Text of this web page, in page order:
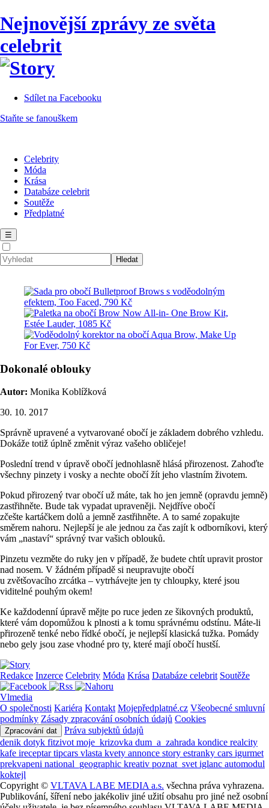
Nejnovější zprávy ze světa
celebrit
Sdílet na Facebooku
Staňte se fanouškem
Celebrity
Móda
Krása
Databáze celebrit
Soutěže
Předplatné
☰
Dokonalé oblouky
Autor: Monika Koblížková
30. 10. 2017
Správně upravené a vytvarované obočí je základem dobrého vzhledu.
Dokáže totiž úplně změnit výraz vašeho obličeje!
Poslední trend v úpravě obočí jednohlasně hlásá přirozenost. Zahoďte
všechny pinzety i vosky a nechte obočí žít jeho vlastním životem.
Pokud přirozený tvar obočí už máte, tak ho jen jemně (opravdu jemně)
zastřihněte. Bude tak vypadat upraveněji. Nejdříve obočí
zčešte kartáčkem dolů a jemně zastřihněte. A to samé zopakujte
směrem nahoru. Nejlepší je ale jednou za čas zajít k odborníkovi, který
vám „nastaví“ správný tvar vašich oblouků.
Pinzetu vezměte do ruky jen v případě, že budete chtít upravit prostor
nad nosem. V žádném případě si neupravujte obočí
u zvětšovacího zrcátka – vytrhávejte jen ty chloupky, které jsou
viditelné pouhým okem!
Ke každodenní úpravě mějte po ruce jeden ze šikovných produktů,
které vám dopomůžou k plnosti a k tomu správnému odstínu. Máte-li
přirozeně tenké nebo řídké obočí, je nejlepší klasická tužka. Pomády
nebo gely jsou zase vhodné pro ty, které mají obočí hustší.
Redakce Inzerce Celebrity Móda Krása Databáze celebrit Soutěže
Vlmedia
O společnosti Kariéra Kontakt Mojepředplatné.cz Všeobecné smluvní
podmínky Zásady zpracování osobních údajů Cookies
Zpracování dat
Práva subjektů údajů
denik dotyk fitzivot moje_krizovka dum_a_zahrada kondice realcity
kafe ireceptartipcars vlasta kvety annonce story estranky cars igurmet
prekvapeni national_geographic kreativ poznat_svet iglanc automodul
koktejl
Copyright © VLTAVA LABE MEDIA a.s. všechna práva vyhrazena.
Publikování, šíření nebo jakékoliv jiné užití obsahu pro jiné než osobní